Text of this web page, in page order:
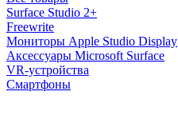
Surface Studio 2+
Freewrite
Мониторы Apple Studio Display
Аксессуары Microsoft Surface
VR-устройства
Смартфоны